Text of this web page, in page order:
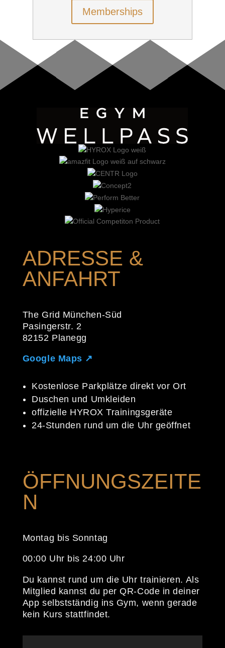
Memberships
ADRESSE &
ANFAHRT
The Grid München-Süd
Pasingerstr. 2
82152 Planegg
Google Maps ↗
Kostenlose Parkplätze direkt vor Ort
Duschen und Umkleiden
offizielle HYROX Trainingsgeräte
24-Stunden rund um die Uhr geöffnet
ÖFFNUNGSZEITE
N
Montag bis Sonntag
00:00 Uhr bis 24:00 Uhr
Du kannst rund um die Uhr trainieren. Als
Mitglied kannst du per QR-Code in deiner
App selbstständig ins Gym, wenn gerade
kein Kurs stattfindet.